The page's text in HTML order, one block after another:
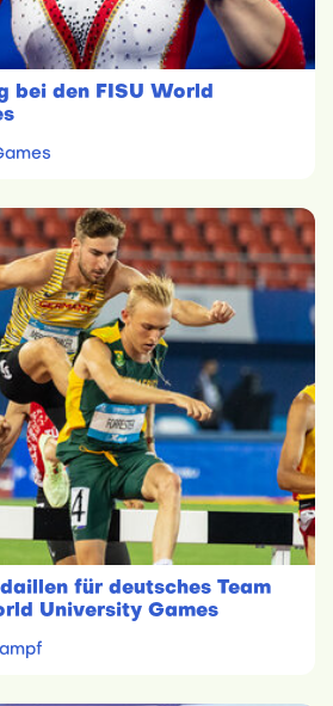
bei den FISU World
für deutsches Team
University Games